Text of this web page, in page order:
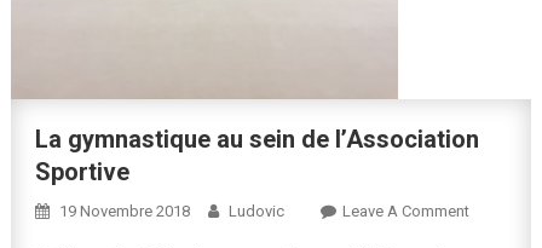
La gymnastique au sein de l’Association
Sportive
19 Novembre 2018 Ludovic Leave A CommentOn